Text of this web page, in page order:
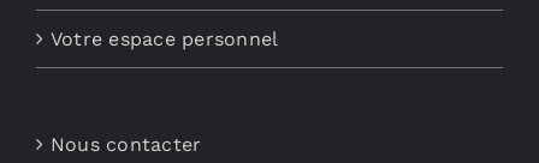
Votre espace personnel
Nous contacter